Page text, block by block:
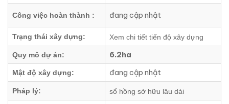
Công việc hoàn thành : đang cập nhật
Trạng thái xây dựng: Xem chi tiết tiến độ xây dựng
Quy mô dự án: 6.2ha
Mật độ xây dựng: đang cập nhật
Pháp lý: sổ hồng sở hữu lâu dài